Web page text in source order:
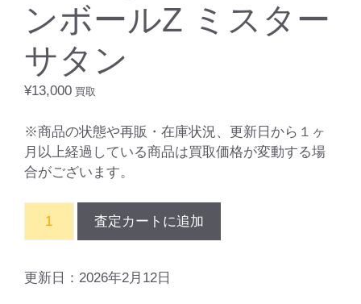
ンボールZ ミスター
サタン
¥13,000 買取
※商品の状態や再販・在庫状況、更新日から１ヶ
月以上経過している商品は買取価格が変動する場
合がございます。
ゴ
査定カートに追加
更新日：2026年2月12日